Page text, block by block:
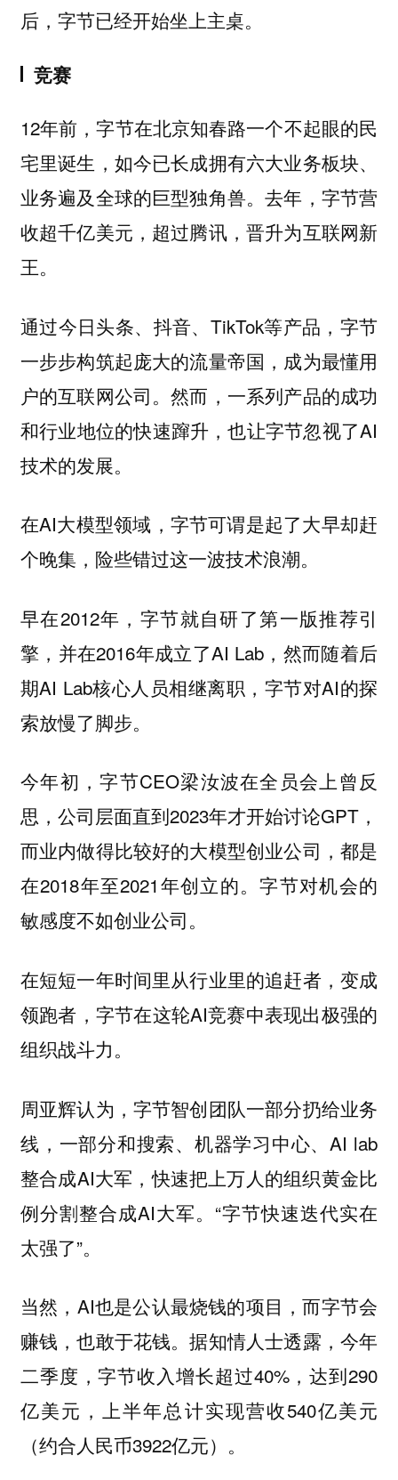
后，字节已经开始坐上主桌。
竞赛
12年前，字节在北京知春路一个不起眼的民
宅里诞生，如今已长成拥有六大业务板块、
业务遍及全球的巨型独角兽。去年，字节营
收超千亿美元，超过腾讯，晋升为互联网新
王。
通过今日头条、抖音、TikTok等产品，字节
一步步构筑起庞大的流量帝国，成为最懂用
户的互联网公司。然而，一系列产品的成功
和行业地位的快速蹿升，也让字节忽视了AI
技术的发展。
在AI大模型领域，字节可谓是起了大早却赶
个晚集，险些错过这一波技术浪潮。
早在2012年，字节就自研了第一版推荐引
擎，并在2016年成立了AI Lab，然而随着后
期AI Lab核心人员相继离职，字节对AI的探
索放慢了脚步。
今年初，字节CEO梁汝波在全员会上曾反
思，公司层面直到2023年才开始讨论GPT，
而业内做得比较好的大模型创业公司，都是
在2018年至2021年创立的。字节对机会的
敏感度不如创业公司。
在短短一年时间里从行业里的追赶者，变成
领跑者，字节在这轮AI竞赛中表现出极强的
组织战斗力。
周亚辉认为，字节智创团队一部分扔给业务
线，一部分和搜索、机器学习中心、AI lab
整合成AI大军，快速把上万人的组织黄金比
例分割整合成AI大军。“字节快速迭代实在
太强了”。
当然，AI也是公认最烧钱的项目，而字节会
赚钱，也敢于花钱。据知情人士透露，今年
二季度，字节收入增长超过40%，达到290
亿美元，上半年总计实现营收540亿美元
（约合人民币3922亿元）。